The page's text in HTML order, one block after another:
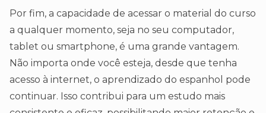
Por fim, a capacidade de acessar o material do curso
a qualquer momento, seja no seu computador,
tablet ou smartphone, é uma grande vantagem.
Não importa onde você esteja, desde que tenha
acesso à internet, o aprendizado do espanhol pode
continuar. Isso contribui para um estudo mais